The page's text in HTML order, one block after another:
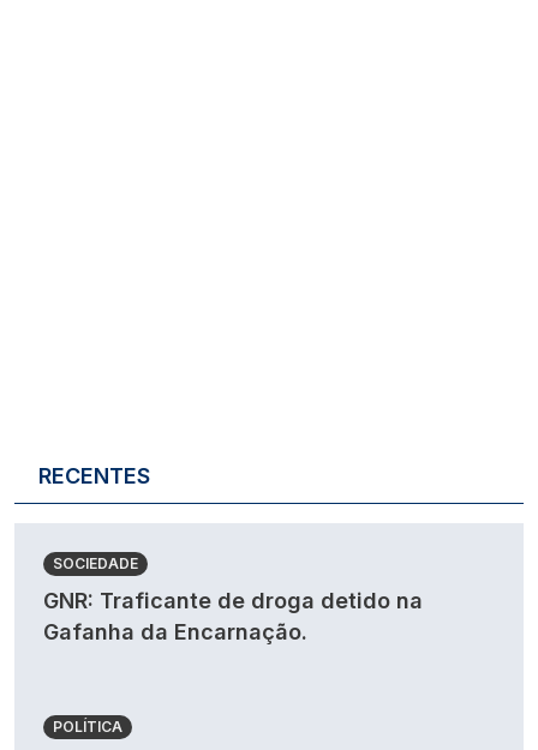
RECENTES
SOCIEDADE
GNR: Traficante de droga detido na
Gafanha da Encarnação.
POLÍTICA